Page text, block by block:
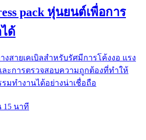
pack หุ่นยนต์เพื่อการ
ด้
งสายเคเบิลสำหรับรัศมีการโค้งงอ แรง
ะการตรวจสอบความถูกต้องที่ทำให้
มทำงานได้อย่างน่าเชื่อถือ
15 นาที